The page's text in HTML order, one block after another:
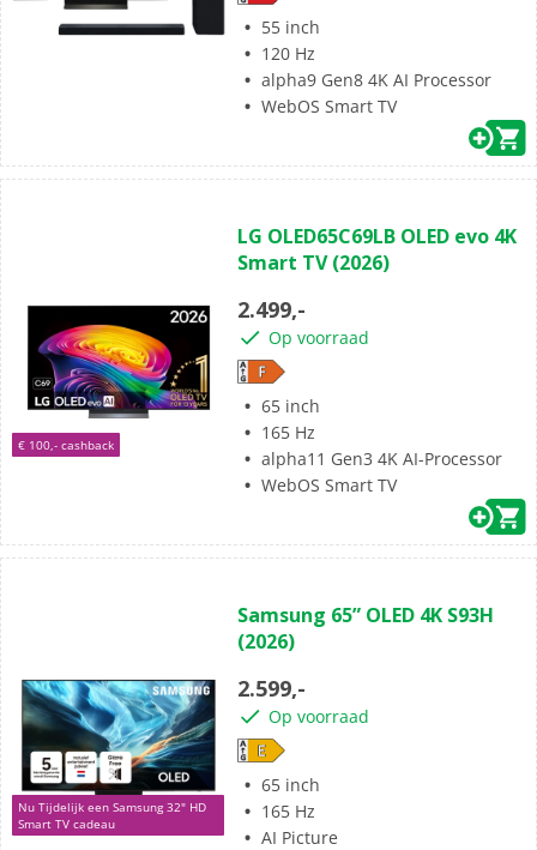
55 inch
120 Hz
alpha9 Gen8 4K AI Processor
WebOS Smart TV
€ 100,- cashback
van
de
sterren.
1
beoordeling
LG OLED65C69LB OLED evo 4K
Smart TV (2026)
2.499,-
Op voorraad
65 inch
165 Hz
alpha11 Gen3 4K AI-Processor
WebOS Smart TV
Nu Tijdelijk een Samsung 32" HD
Smart TV cadeau
van
de
sterren.
Samsung 65” OLED 4K S93H
(2026)
2.599,-
Op voorraad
65 inch
165 Hz
AI Picture